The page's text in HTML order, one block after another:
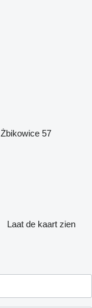
57
Laat de kaart zien